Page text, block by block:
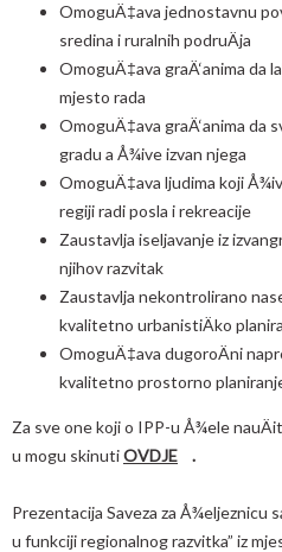
OmoguÄ‡ava jednostavnu
sredina i ruralnih podruÄja
OmoguÄ‡ava graÄ‘anima da
mjesto rada
OmoguÄ‡ava graÄ‘anima da
gradu a Å¾ive izvan njega
OmoguÄ‡ava ljudima koji
regiji radi posla i rekreacije
Zaustavlja iseljavanje iz
njihov razvitak
Zaustavlja nekontrolirano
kvalitetno urbanistiÄko
OmoguÄ‡ava dugoroÄni
kvalitetno prostorno
Za sve one koji o IPP-u Å¾ele
u mogu skinutiOVDJE .
Prezentacija Saveza za Å¾eljeznicu
u funkciji regionalnog razvitka” iz